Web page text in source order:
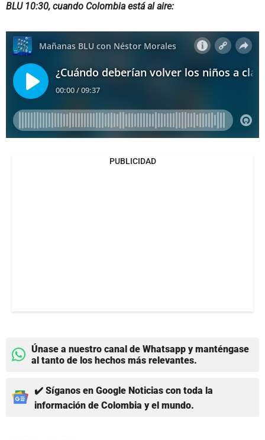
BLU 10:30, cuando Colombia está al aire:
PUBLICIDAD
Únase a nuestro canal de Whatsapp y manténgase
al tanto de los hechos más relevantes.
✔️ Síganos en Google Noticias con toda la
información de Colombia y el mundo.